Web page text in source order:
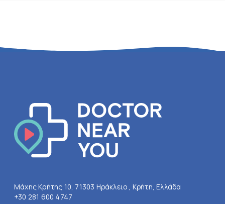
Μάχης Κρήτης 10, 71303 Ηράκλειο , Κρήτη, Ελλάδα
+30 281 600 4747